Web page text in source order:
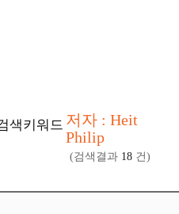
색키워드 저자 : Heit
Philip
(검색결과 18 건)